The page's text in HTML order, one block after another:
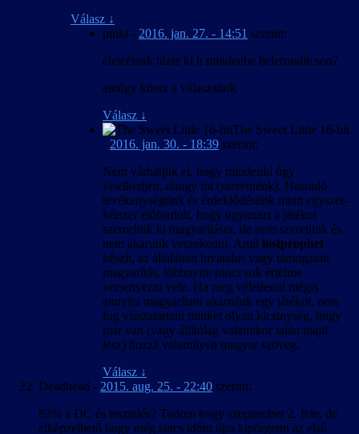
Válasz ↓
pinki - 2016. jan. 27. - 14:51 szerint:
életcélnak tűzte ki h mindenbe belerondítcson?
amúgy kössz a válaszaitok
Válasz ↓
The Sweet Little 16-bit
- 2016. jan. 30. - 18:39 szerint:
Nem várhatjuk el, hogy mindenki úgy
viselkedjen, ahogy mi (szeretnénk). Hasonló
tevékenységünk és érdeklődésünk miatt egyszer-
kétszer előfordult, hogy ugyanazt a játékot
szemeltük ki magyarításra, de nem szeretünk és
nem akarunk veszekedni. Amit lostprophet
készít, az általában hivatalos vagy támogatott
magyarítás, többnyire nincs sok értelme
versenyezni vele. Ha meg véletlenül mégis
annyira magyarítani akarnánk egy játékot, nem
fog visszatartani minket olyan kicsinység, hogy
már van (vagy állítólag valamikor talán majd
lesz) hozzá valamilyen magyar szöveg.
Válasz ↓
Deadhead - 2015. aug. 25. - 22:40 szerint:
83% a DC és tesztelés? Tudom hogy szeptember 2. fele, de
elképzelhető hogy még sincs időm újra kipörgetni az első